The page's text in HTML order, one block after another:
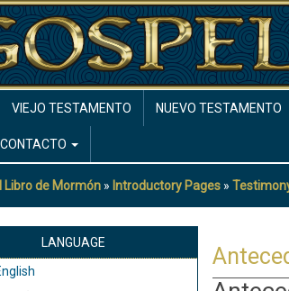
VIEJO TESTAMENTO NUEVO TESTAMENTO
Libro de Mormón Introductory Pages
LANGUAGE